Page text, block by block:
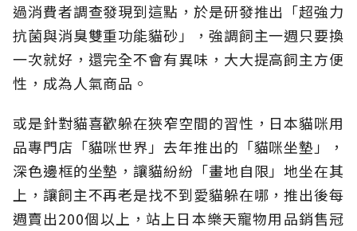
過消費者調查發現到這點，於是研發推出「超強力
抗菌與消臭雙重功能貓砂」，強調飼主一週只要換
一次就好，還完全不會有異味，大大提高飼主方便
性，成為人氣商品。
或是針對貓喜歡躲在狹窄空間的習性，日本貓咪用
品專門店「貓咪世界」去年推出的「貓咪坐墊」，
深色邊框的坐墊，讓貓紛紛「畫地自限」地坐在其
上，讓飼主不再老是找不到愛貓躲在哪，推出後每
週賣出200個以上，站上日本樂天寵物用品銷售冠